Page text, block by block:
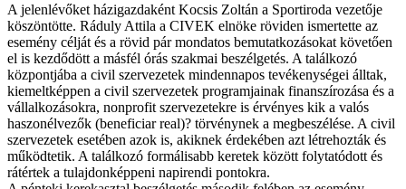
A jelenlévőket házigazdaként Kocsis Zoltán a Sportiroda vezetője
köszöntötte. Ráduly Attila a CIVEK elnöke röviden ismertette az
esemény célját és a rövid pár mondatos bemutatkozásokat követően
el is kezdődött a másfél órás szakmai beszélgetés. A találkozó
központjába a civil szervezetek mindennapos tevékenységei álltak,
kiemeltképpen a civil szervezetek programjainak finanszírozása és a
vállalkozásokra, nonprofit szervezetekre is érvényes kik a valós
haszonélvezők (beneficiar real)? törvénynek a megbeszélése. A civil
szervezetek esetében azok is, akiknek érdekében azt létrehozták és
működtetik. A találkozó formálisabb keretek között folytatódott és
rátértek a tulajdonképpeni napirendi pontokra.